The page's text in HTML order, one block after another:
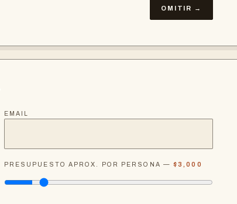
OMITIR →
EMAIL
PRESUPUESTO APROX. POR PERSONA —$3,000